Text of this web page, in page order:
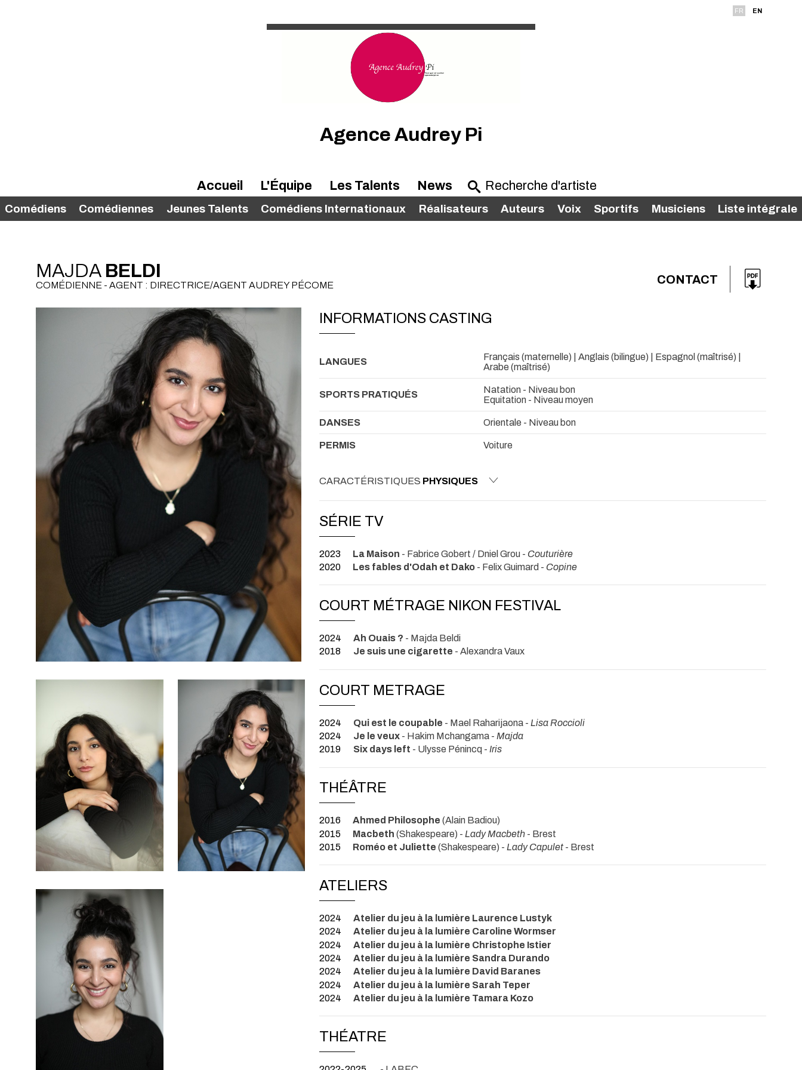
FR EN
Agence Audrey Pi
Accueil L'Équipe Les Talents
Comédiens Comédiennes Jeunes Talents Comédiens Internationaux Réalisateurs Auteurs Voix Sportifs Musiciens Liste intégrale
News
MAJDA BELDI
COMÉDIENNE - AGENT : DIRECTRICE/AGENT AUDREY PÉCOME CONTACT
INFORMATIONS CASTING
LANGUES
Français (maternelle) | Anglais (bilingue) | Espagnol (maîtrisé) |
Arabe (maîtrisé)
SPORTS PRATIQUÉS
Natation - Niveau bon
Equitation - Niveau moyen
DANSES Orientale - Niveau bon
PERMIS Voiture
CARACTÉRISTIQUES PHYSIQUES
SÉRIE TV
2023 La Maison - Fabrice Gobert / Dniel Grou - Couturière
2020
Les fables d'Odah et Dako - Felix Guimard - Copine
COURT MÉTRAGE NIKON FESTIVAL
2024 Ah Ouais ? - Majda Beldi
2018
Je suis une cigarette - Alexandra Vaux
COURT METRAGE
2024 Qui est le coupable - Mael Raharijaona - Lisa Roccioli
2024
Je le veux - Hakim Mchangama - Majda
2019
Six days left - Ulysse Pénincq - Iris
THÉÂTRE
2016 Ahmed Philosophe (Alain Badiou)
2015
Macbeth (Shakespeare) - Lady Macbeth - Brest
2015
Roméo et Juliette (Shakespeare) - Lady Capulet - Brest
ATELIERS
2024
Atelier du jeu à la lumière Laurence Lustyk
2024
Atelier du jeu à la lumière Caroline Wormser
2024
Atelier du jeu à la lumière Christophe Istier
2024
Atelier du jeu à la lumière Sandra Durando
2024
Atelier du jeu à la lumière David Baranes
2024
Atelier du jeu à la lumière Sarah Teper
2024
Atelier du jeu à la lumière Tamara Kozo
THÉATRE